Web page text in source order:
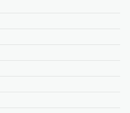
വീടുകളിലെത്തി
നേതാവ് പിണറായി വിജയൻ.
രാജ്യത്തിന് മാതൃകയായി…